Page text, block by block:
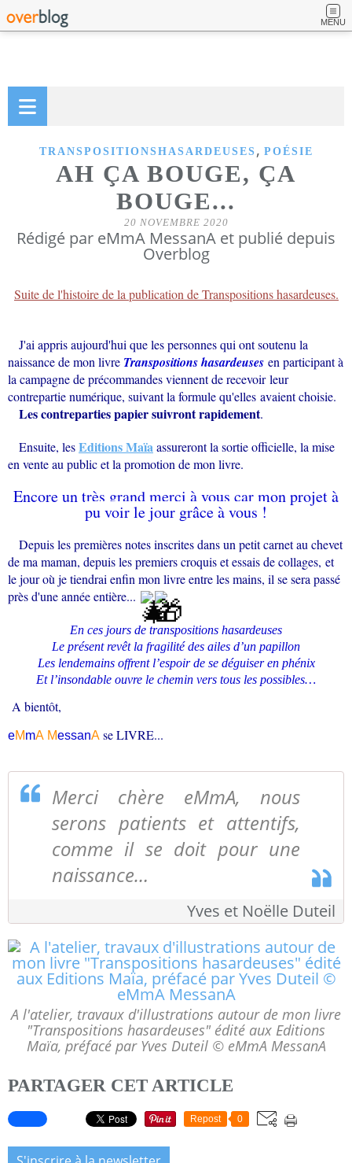
MENU
TRANSPOSITIONSHASARDEUSES , POÉSIE
AH ÇA BOUGE, ÇA
BOUGE...
20 NOVEMBRE 2020
Rédigé par eMmA MessanA et publié depuis
Overblog
Suite de l'histoire de la publication de Transpositions hasardeuses.
J'ai appris aujourd'hui que les personnes qui ont soutenu la
naissance de mon livre Transpositions hasardeuses en participant à
la campagne de précommandes viennent de recevoir leur
contrepartie numérique, suivant la formule qu'elles avaient choisie.
Les contreparties papier suivront rapidement.
Ensuite, lesEditions Maïaassureront la sortie officielle, la mise
en vente au public et la promotion de mon livre.
Encore un très grand merci à vous car mon projet à
pu voir le jour grâce à vous !
Depuis les premières notes inscrites dans un petit carnet au chevet
de ma maman, depuis les premiers croquis et essais de collages, et
le jour où je tiendrai enfin mon livre entre les mains, il se sera passé
près d'une année entière...
En ces jours de transpositions hasardeuses
Le présent revêt la fragilité des ailes d’un papillon
Les lendemains offrent l’espoir de se déguiser en phénix
Et l’insondable ouvre le chemin vers tous les possibles…
A bientôt,
eMmA MessanA se LIVRE...
Merci chère eMmA, nous
serons patients et attentifs,
comme il se doit pour une
naissance…
Yves et Noëlle Duteil
A l'atelier, travaux d'illustrations autour de mon livre
"Transpositions hasardeuses" édité aux Editions
Maïa, préfacé par Yves Duteil © eMmA MessanA
PARTAGER CET ARTICLE
Repost 0